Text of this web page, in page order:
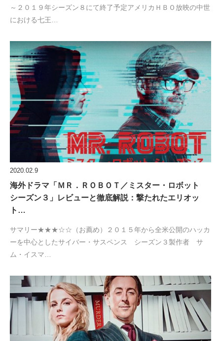
～２０１９年シーズン８にて終了予定アメリカＨＢＯ放映の中世
における七王…
2020.02.9
海外ドラマ「ＭＲ．ＲＯＢＯＴ／ミスター・ロボット
シーズン３」レビューと徹底解説：撃たれたエリオッ
ト…
サマリー★★★☆☆（お薦め）２０１５年から全米公開のハッカ
ーを中心としたサイバー・サスペンス シーズン３製作者 サ
ム・イスマ…